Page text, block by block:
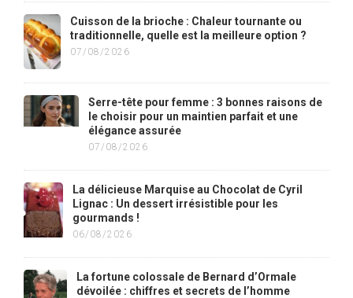
Cuisson de la brioche : Chaleur tournante ou
traditionnelle, quelle est la meilleure option ?
07/08/2026
Serre-tête pour femme : 3 bonnes raisons de
le choisir pour un maintien parfait et une
élégance assurée
07/08/2026
La délicieuse Marquise au Chocolat de Cyril
Lignac : Un dessert irrésistible pour les
gourmands !
06/08/2026
La fortune colossale de Bernard d’Ormale
dévoilée : chiffres et secrets de l’homme